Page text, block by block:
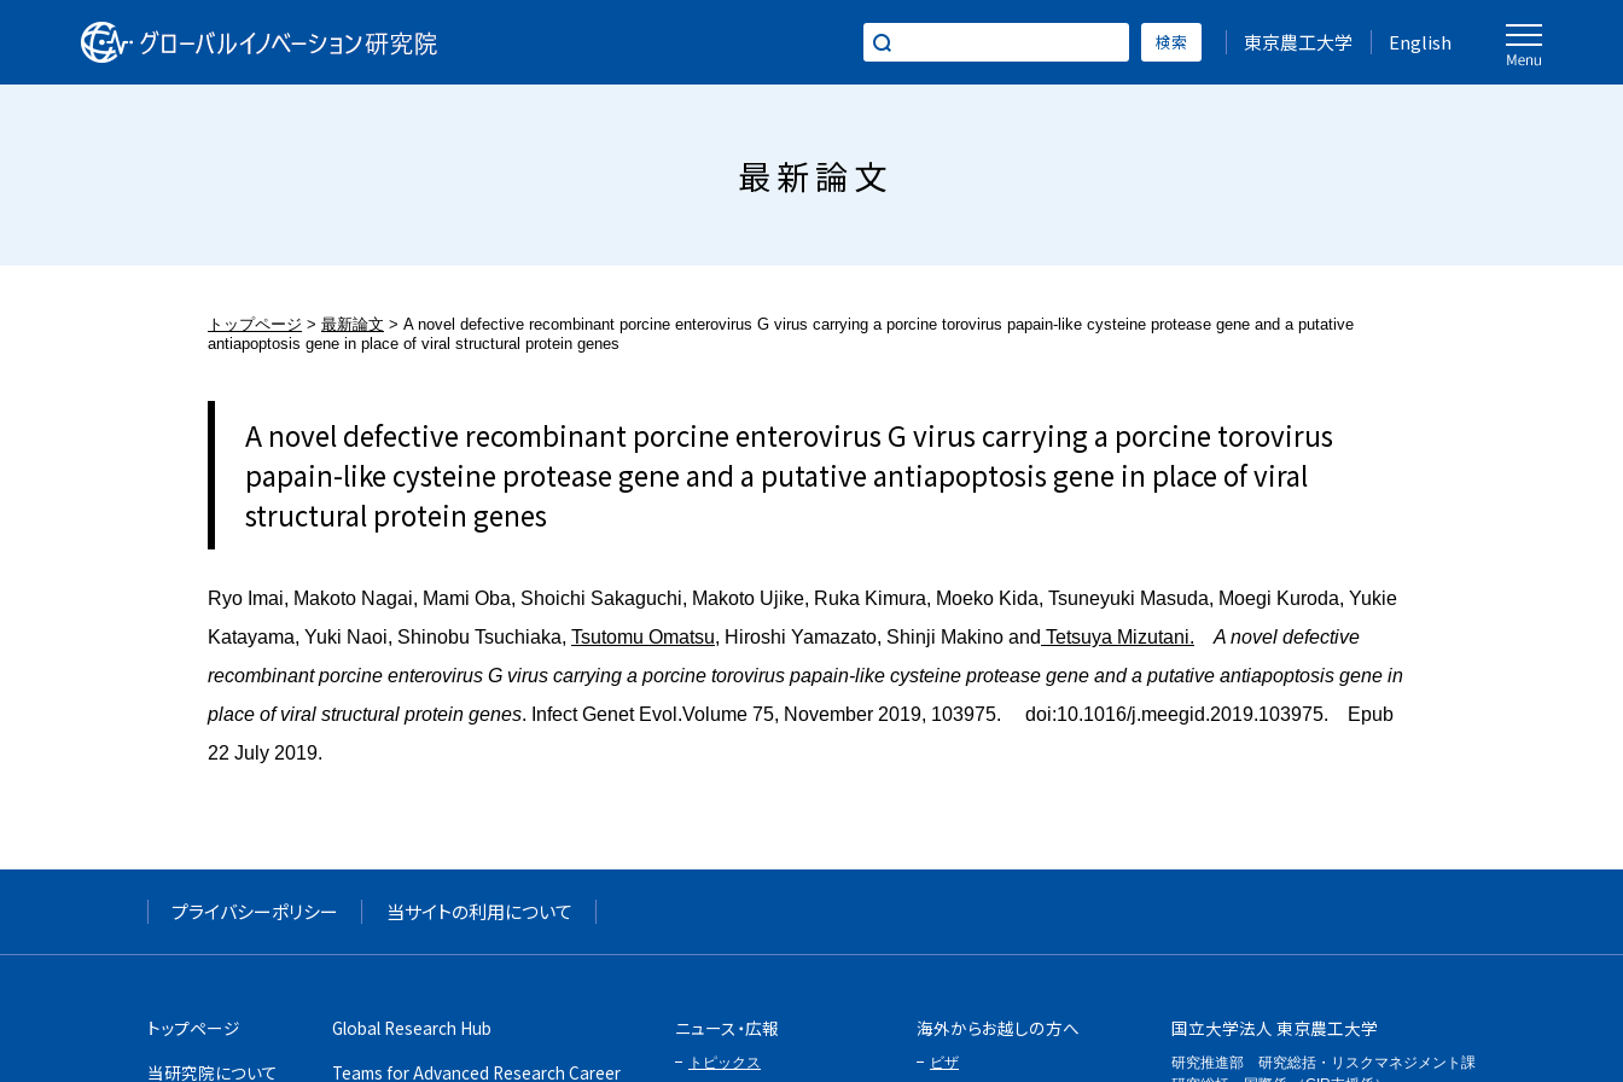
東京農工大学 English
最新論文
トップページ 最新論文
A novel defective recombinant porcine enterovirus G virus carrying a porcine torovirus papain-like cysteine protease gene and a putative
antiapoptosis gene in place of viral structural protein genes
A novel defective recombinant porcine enterovirus G virus carrying a porcine torovirus
papain-like cysteine protease gene and a putative antiapoptosis gene in place of viral
structural protein genes
Ryo Imai, Makoto Nagai, Mami Oba, Shoichi Sakaguchi, Makoto Ujike, Ruka Kimura, Moeko Kida, Tsuneyuki Masuda, Moegi Kuroda, Yukie
Katayama, Yuki Naoi, Shinobu Tsuchiaka, Tsutomu Omatsu, Hiroshi Yamazato, Shinji Makino and Tetsuya Mizutani.
A novel defective
recombinant porcine enterovirus G virus carrying a porcine torovirus papain-like cysteine protease gene and a putative antiapoptosis gene in
place of viral structural protein genes. Infect Genet Evol.Volume 75, November 2019, 103975. doi:10.1016/j.meegid.2019.103975. Epub
22 July 2019.
プライバシーポリシー 当サイトの利用について
トップページ
当研究院について
Global Research Hub
Teams for Advanced Research Career
ニュース・広報
トピックス
海外からお越しの方へ
ビザ
国立大学法人 東京農工大学
研究推進部 研究総括・リスクマネジメント課